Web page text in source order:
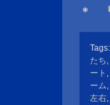
＊
Tags:
たち,
ート ,
ーム,
左右,